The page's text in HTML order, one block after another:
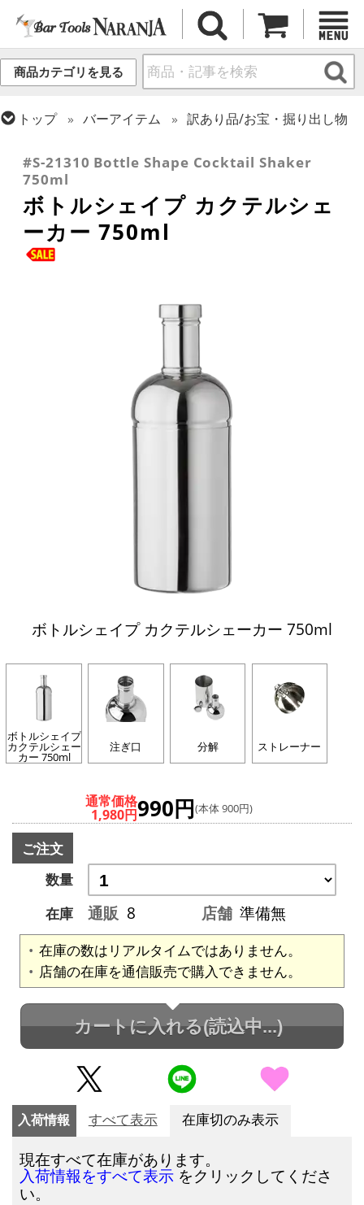
商品カテゴリを見る
トップ バーアイテム
訳あり品/お宝・掘り出し物
#S-21310 Bottle Shape Cocktail Shaker
750ml
ボトルシェイプ カクテルシェ
ーカー 750ml
ボトルシェイプ カクテルシェーカー 750ml
ボトルシェイプ
カクテルシェー
カー 750ml
注ぎ口 分解 ストレーナー
通常価格
1,980円990円(本体 900円)
ご注文
数量
在庫
通販 8 店舗 準備無
在庫の数はリアルタイムではありません。
店舗の在庫を通信販売で購入できません。
カートに入れる(読込中...)
入荷情報 すべて表示 在庫切のみ表示
現在すべて在庫があります。
入荷情報をすべて表示 をクリックしてくださ
い。